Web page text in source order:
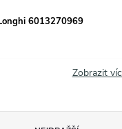
6013270969
Zobrazit